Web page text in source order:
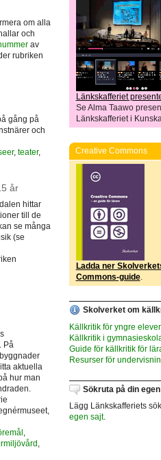
om alla
och
av
rubriken
gång på
och
, teater,
år
hittar
till de
se många
(se
På
aktuella
hur man
Länkskafferiet
Se Alma Taawo
Länkskafferiet i
Creative Commons
Ladda ner
Commons-guide.
Skolverket om
Källkritik för yngre elever
Källkritik i
Guide för källkritik för
Resurser för
Sökruta på din
Lägg Länkskafferiets
egen sajt.